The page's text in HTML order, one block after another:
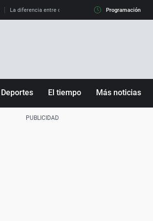
La diferencia entre observar el eclipse al 99% y al 100%
Programación
Deportes El tiempo Más noticias